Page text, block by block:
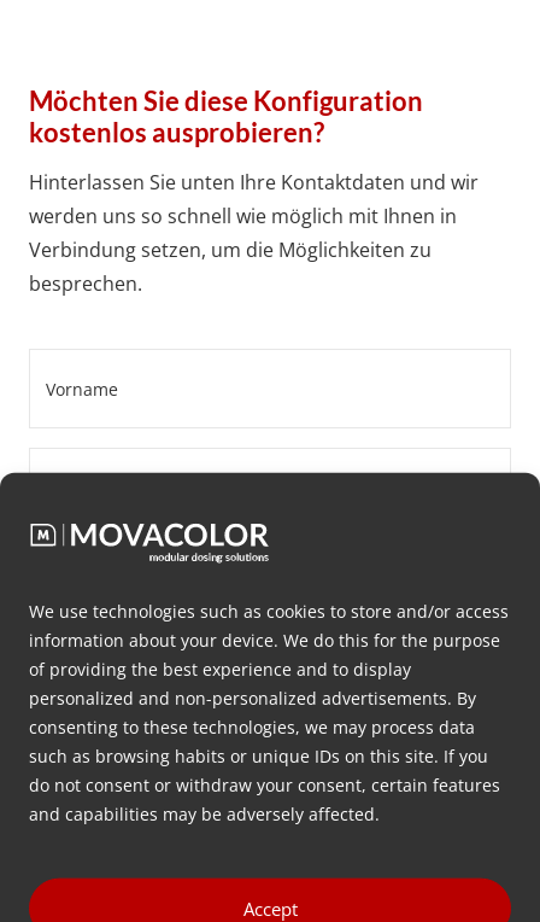
We use technologies such as cookies to store and/or access
information about your device. We do this for the purpose
of providing the best experience and to display
personalized and non-personalized advertisements. By
consenting to these technologies, we may process data
such as browsing habits or unique IDs on this site. If you
do not consent or withdraw your consent, certain features
and capabilities may be adversely affected.
Accept
Möchten Sie diese Konfiguration
kostenlos ausprobieren?
Hinterlassen Sie unten Ihre Kontaktdaten und wir
werden uns so schnell wie möglich mit Ihnen in
Verbindung setzen, um die Möglichkeiten zu
besprechen.
Firmenname
Email
*
Telefonnummer
*